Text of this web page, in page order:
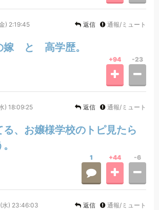
) 2:19:45 返信 通報/ミュート
嫁 と 高学歴。
+94 -23
) 18:09:25 返信 通報/ミュート
る、お嬢様学校のトピ見たら
1 +44 -6
) 23:46:03 返信 通報/ミュート